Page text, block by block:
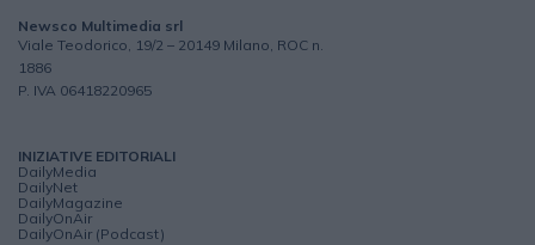
Newsco Multimedia srl
Viale Teodorico, 19/2 – 20149 Milano, ROC n.
1886
P. IVA 06418220965
INIZIATIVE EDITORIALI
DailyMedia
DailyNet
DailyMagazine
DailyOnAir
DailyOnAir (Podcast)